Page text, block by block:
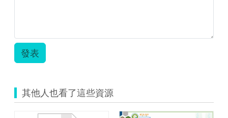
發表
其他人也看了這些資源